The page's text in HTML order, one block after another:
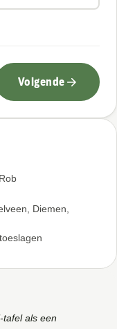
Volgende
Diemen,
als een